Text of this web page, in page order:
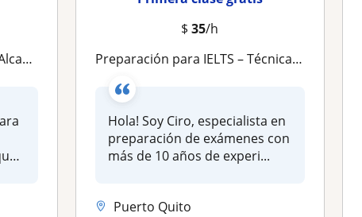
$35/h
Preparación para IELTS – Técnicas efectivas para alcanzar Band 7
Hola! Soy Ciro, especialista en
preparación de exámenes con
más de 10 años de experi...
Puerto Quito